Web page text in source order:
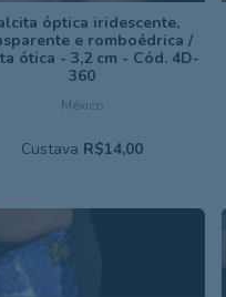
México
óptica iridescente,
e romboédrica /
ótica - 3,2 cm - Cód. 4D-
360
Custava R$14,00